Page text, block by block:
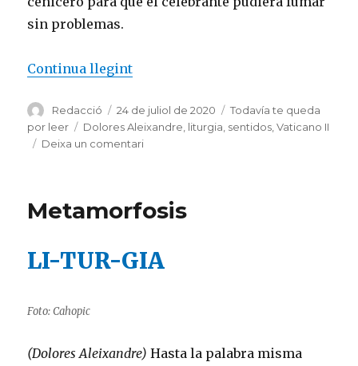
sin problemas.
Continua llegint«Memoria de una conversa»
Autor
Redacció
Publicat
el
24 de juliol de 2020 Categories
Todavía te queda
por leer
Etiquetes
Dolores Aleixandre liturgia sentidos ,Vaticano II
Deixa un comentaria
conversa
Metamorfosis
LI-TUR-GIA
Foto: Cahopic
(Dolores Aleixandre)Hasta la palabra misma